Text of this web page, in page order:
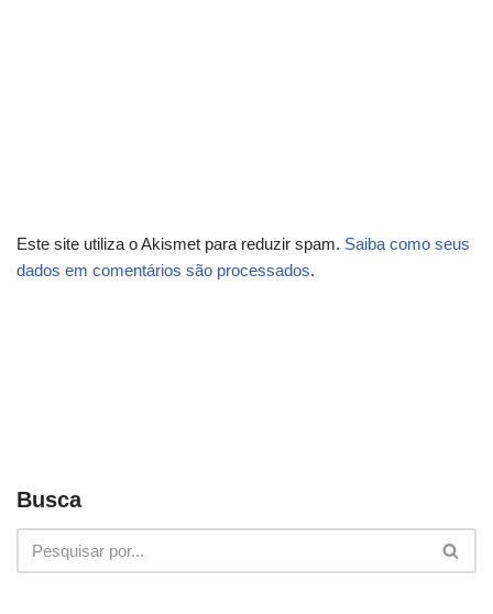
Este site utiliza o Akismet para reduzir spam. Saiba como seus
dados em comentários são processados.
Busca